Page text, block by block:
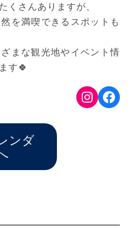
くさんありますが、
を満喫できるスポットも
まな観光地やイベント情
す🍀
ンダ